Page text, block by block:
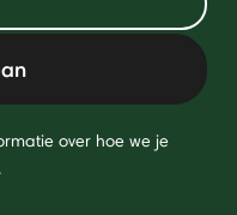
over hoe we je